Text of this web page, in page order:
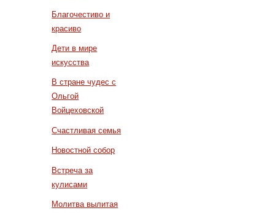
Благочестиво и
красиво
Дети в мире
искусства
В стране чудес с
Ольгой
Войцеховской
Счастливая семья
Новостной собор
Встреча за
кулисами
Молитва вылитая